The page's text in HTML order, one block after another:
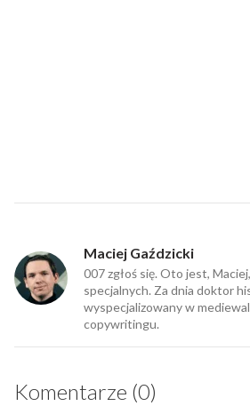
Maciej Gaździcki
007 zgłoś się. Oto jest,
specjalnych. Za dnia doktor
wyspecjalizowany w
copywritingu.
Komentarze (0)